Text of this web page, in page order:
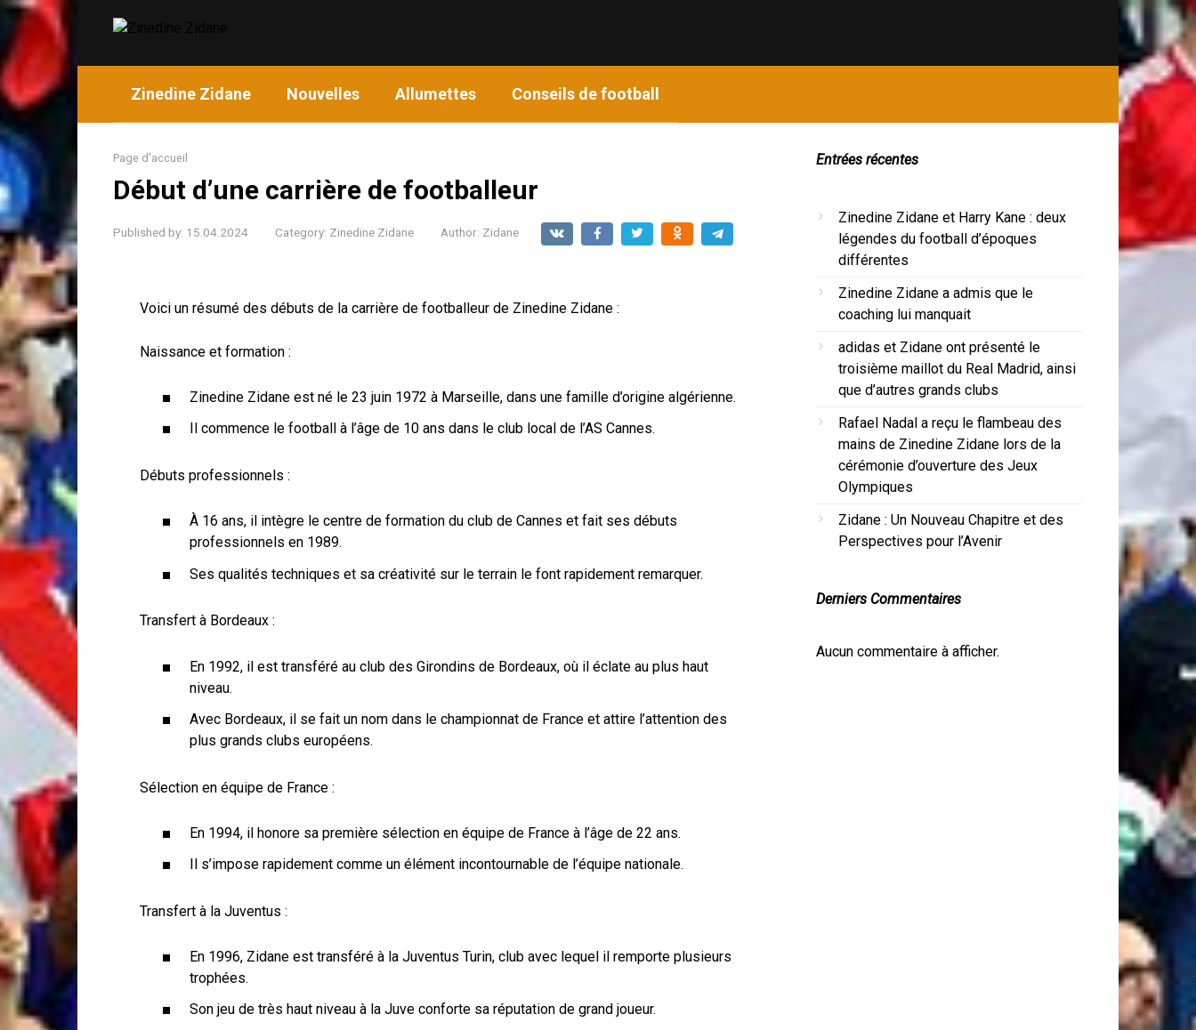
Skip
content
Zinedine Zidane Nouvelles Allumettes Conseils de football
Page d'accueil
Début d’une carrière de footballeur
Published by: 15.04.2024 Category: Zinedine Zidane Author: Zidane
Voici un résumé des débuts de la carrière de footballeur de Zinedine Zidane :
Naissance et formation :
Zinedine Zidane est né le 23 juin 1972 à Marseille, dans une famille d’origine algérienne.
Il commence le football à l’âge de 10 ans dans le club local de l’AS Cannes.
Débuts professionnels :
À 16 ans, il intègre le centre de formation du club de Cannes et fait ses débuts
professionnels en 1989.
Ses qualités techniques et sa créativité sur le terrain le font rapidement remarquer.
Transfert à Bordeaux :
En 1992, il est transféré au club des Girondins de Bordeaux, où il éclate au plus haut
niveau.
Avec Bordeaux, il se fait un nom dans le championnat de France et attire l’attention des
plus grands clubs européens.
Sélection en équipe de France :
En 1994, il honore sa première sélection en équipe de France à l’âge de 22 ans.
Il s’impose rapidement comme un élément incontournable de l’équipe nationale.
Transfert à la Juventus :
En 1996, Zidane est transféré à la Juventus Turin, club avec lequel il remporte plusieurs
trophées.
Son jeu de très haut niveau à la Juve conforte sa réputation de grand joueur.
Entrées récentes
Zinedine Zidane et Harry Kane : deux
légendes du football d’époques
différentes
Zinedine Zidane a admis que le
coaching lui manquait
adidas et Zidane ont présenté le
troisième maillot du Real Madrid, ainsi
que d’autres grands clubs
Rafael Nadal a reçu le flambeau des
mains de Zinedine Zidane lors de la
cérémonie d’ouverture des Jeux
Olympiques
Zidane : Un Nouveau Chapitre et des
Perspectives pour l’Avenir
Derniers Commentaires
Aucun commentaire à afficher.